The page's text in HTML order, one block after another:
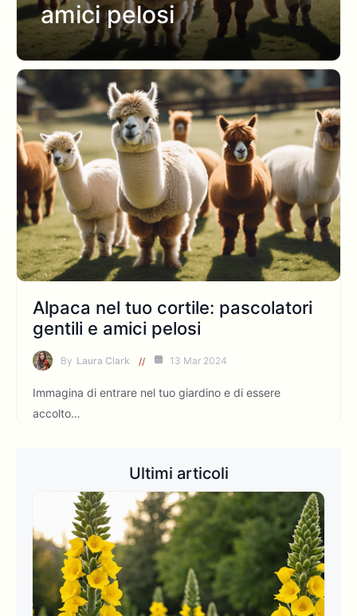
amici pelosi
Alpaca nel tuo cortile: pascolatori
gentili e amici pelosi
By Laura Clark 13 Mar 2024
Immagina di entrare nel tuo giardino e di essere
accolto…
Ultimi articoli